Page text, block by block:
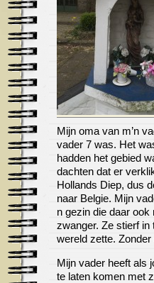
Mijn oma van m’n
vader 7 was. Het
hadden het gebied
dachten dat er
Hollands Diep, dus
naar Belgie. Mijn
n gezin die daar
zwanger. Ze stierf in
wereld zette.
Mijn vader heeft als
te laten komen met